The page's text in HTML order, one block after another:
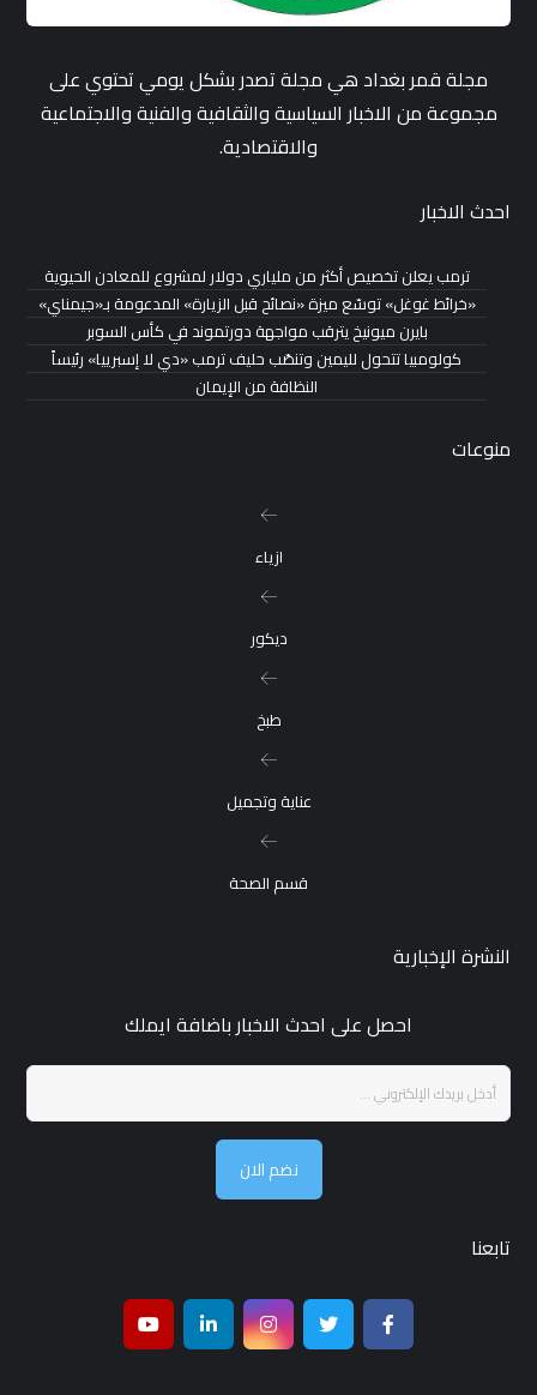
مجلة قمر بغداد هي مجلة تصدر بشكل يومي تحتوي على
مجموعة من الاخبار السياسية والثقافية والفنية والاجتماعية
والاقتصادية.
احدث الاخبار
ترمب يعلن تخصيص أكثر من ملياري دولار لمشروع للمعادن الحيوية
«خرائط غوغل» توسّع ميزة «نصائح قبل الزيارة» المدعومة بـ«جيمناي»
بايرن ميونيخ يترقب مواجهة دورتموند في كأس السوبر
كولومبيا تتحول لليمين وتنصّب حليف ترمب «دي لا إسبرييا» رئيساً
النظافة من الإيمان
منوعات
ازياء
ديكور
طبخ
عناية وتجميل
قسم الصحة
النشرة الإخبارية
احصل على احدث الاخبار باضافة ايملك
نضم الان
تابعنا